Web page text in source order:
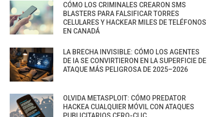
CÓMO LOS CRIMINALES CREARON SMS
BLASTERS PARA FALSIFICAR TORRES
CELULARES Y HACKEAR MILES DE TELÉFONOS
EN CANADÁ
LA BRECHA INVISIBLE: CÓMO LOS AGENTES
DE IA SE CONVIRTIERON EN LA SUPERFICIE DE
ATAQUE MÁS PELIGROSA DE 2025–2026
OLVIDA METASPLOIT: CÓMO PREDATOR
HACKEA CUALQUIER MÓVIL CON ATAQUES